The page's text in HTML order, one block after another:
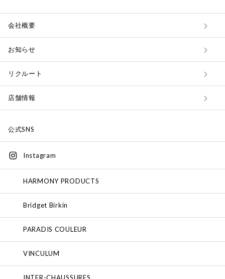
会社概要
お知らせ
リクルート
店舗情報
公式SNS
Instagram
HARMONY PRODUCTS
Bridget Birkin
PARADIS COULEUR
VINCULUM